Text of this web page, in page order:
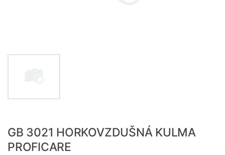
GB 3021 HORKOVZDUŠNÁ KULMA
PROFICARE